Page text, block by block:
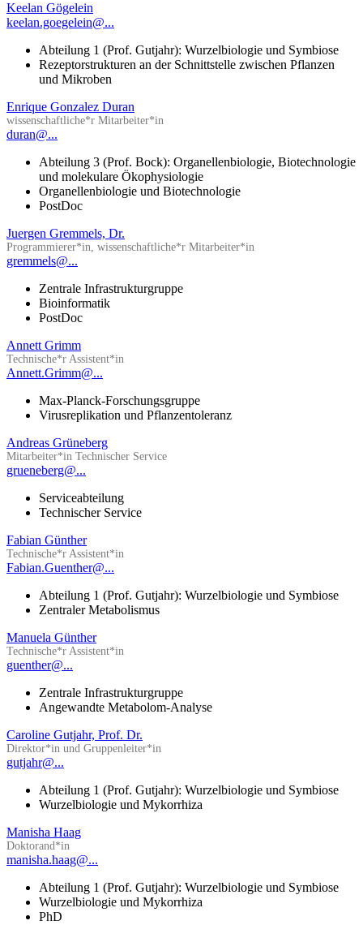
Keelan Gögelein
keelan.goegelein@...
Abteilung 1 (Prof. Gutjahr): Wurzelbiologie und Symbiose
Rezeptorstrukturen an der Schnittstelle zwischen Pflanzen
und Mikroben
Enrique Gonzalez Duran
wissenschaftliche*r Mitarbeiter*in
duran@...
Abteilung 3 (Prof. Bock): Organellenbiologie, Biotechnologie
und molekulare Ökophysiologie
Organellenbiologie und Biotechnologie
PostDoc
Juergen Gremmels, Dr.
Programmierer*in, wissenschaftliche*r Mitarbeiter*in
gremmels@...
Zentrale Infrastrukturgruppe
Bioinformatik
PostDoc
Annett Grimm
Technische*r Assistent*in
Annett.Grimm@...
Max-Planck-Forschungsgruppe
Virusreplikation und Pflanzentoleranz
Andreas Grüneberg
Mitarbeiter*in Technischer Service
grueneberg@...
Serviceabteilung
Technischer Service
Fabian Günther
Technische*r Assistent*in
Fabian.Guenther@...
Abteilung 1 (Prof. Gutjahr): Wurzelbiologie und Symbiose
Zentraler Metabolismus
Manuela Günther
Technische*r Assistent*in
guenther@...
Zentrale Infrastrukturgruppe
Angewandte Metabolom-Analyse
Caroline Gutjahr, Prof. Dr.
Direktor*in und Gruppenleiter*in
gutjahr@...
Abteilung 1 (Prof. Gutjahr): Wurzelbiologie und Symbiose
Wurzelbiologie und Mykorrhiza
Manisha Haag
Doktorand*in
manisha.haag@...
Abteilung 1 (Prof. Gutjahr): Wurzelbiologie und Symbiose
Wurzelbiologie und Mykorrhiza
PhD